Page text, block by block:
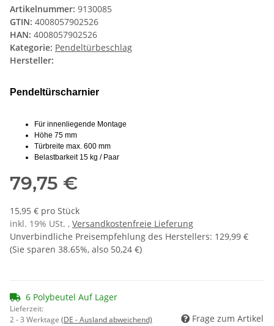
Artikelnummer: 9130085
GTIN: 4008057902526
HAN: 4008057902526
Kategorie: Pendeltürbeschlag
Hersteller:
Pendeltürscharnier
Für innenliegende Montage
Höhe 75 mm
Türbreite max. 600 mm
Belastbarkeit 15 kg / Paar
79,75 €
15,95 € pro Stück
inkl. 19% USt. , Versandkostenfreie Lieferung
Unverbindliche Preisempfehlung des Herstellers: 129,99 €
(Sie sparen 38.65%, also 50,24 €)
6 Polybeutel Auf Lager
Lieferzeit:
2 - 3 Werktage (DE - Ausland abweichend) Frage zum Artikel